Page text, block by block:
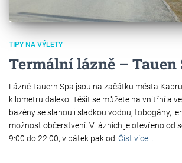
TIPY NA VÝLETY
Termální lázně – Tauen
Lázně Tauern Spa jsou na začátku města
kilometru daleko. Těšit se můžete na vnitřní a
bazény se slanou i sladkou vodou, tobogány,
možnost občerstvení. V lázních je otevřeno od
9:00 do 22:00, v pátek pak od Číst více…